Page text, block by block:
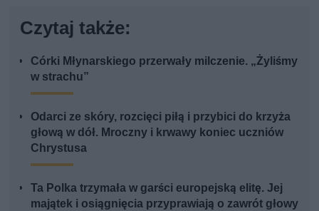
Czytaj także:
Córki Młynarskiego przerwały milczenie. „Żyliśmy
w strachu”
Odarci ze skóry, rozcięci piłą i przybici do krzyża
głową w dół. Mroczny i krwawy koniec uczniów
Chrystusa
Ta Polka trzymała w garści europejską elitę. Jej
majątek i osiągnięcia przyprawiają o zawrót głowy